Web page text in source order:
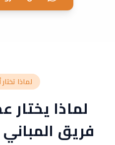
لماذا
لماذا يختار
فريق المباني